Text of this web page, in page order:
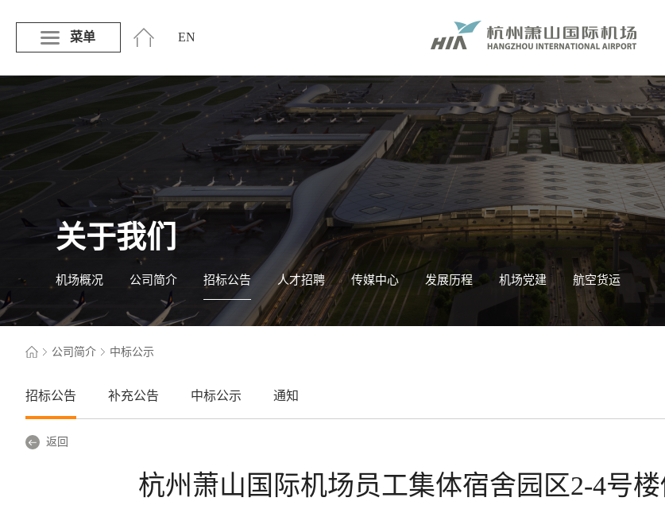
菜单 EN
关于我们
机场概况 公司简介 招标公告 人才招聘 传媒中心 发展历程 机场党建 航空货运
公司简介 中标公示
招标公告 补充公告 中标公示 通知
返回
杭州萧山国际机场员工集体宿舍园区2-4号